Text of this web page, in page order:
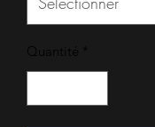
Quantité *